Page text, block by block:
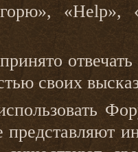
«Help»,
отвечать
своих
представляют